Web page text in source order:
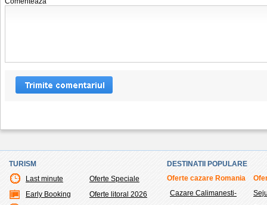
TURISM
Last minute
Early Booking
Oferte Speciale
Oferte litoral 2026
DESTINATII POPULARE
Oferte cazare Romania
Cazare Calimanesti-